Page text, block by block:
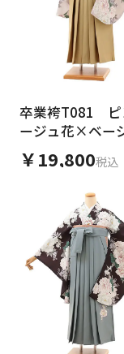
卒業袴T081 ピ
ージュ花×ベー
￥19,800税込